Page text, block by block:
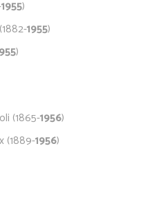
1955)
1955)
)
(1865-1956)
(1889-1956)